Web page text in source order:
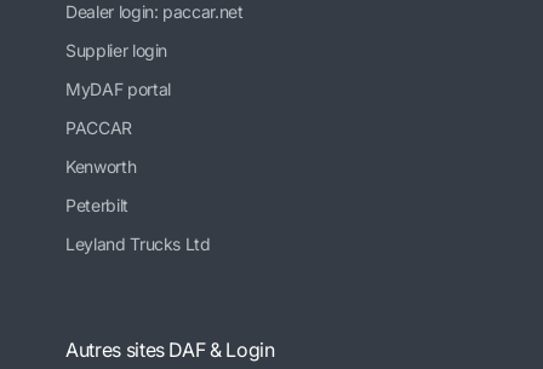
Dealer login: paccar.net
Supplier login
MyDAF portal
PACCAR
Kenworth
Peterbilt
Leyland Trucks Ltd
Autres sites DAF & Login